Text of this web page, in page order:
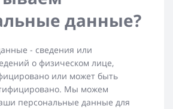
данные?
- сведения или
о физическом лице,
или может быть
Мы можем
персональные данные для